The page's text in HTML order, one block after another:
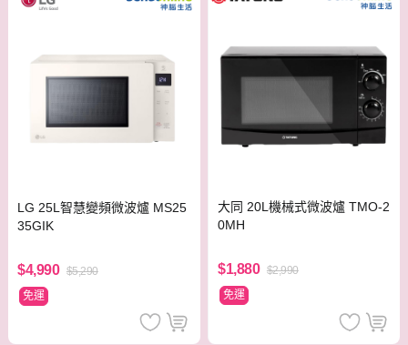
LG 25L智慧變頻微波爐 MS25
35GIK
$4,990 $5,290
免運
大同 20L機械式微波爐 TMO-2
0MH
$1,880 $2,990
免運